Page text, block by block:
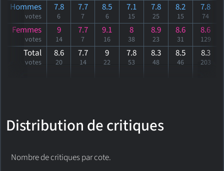
Hommes
votes
7.8
6
7.7
7
8.5
6
7.1
15
7.8
25
8.2
15
7.8
74
Femmes
votes
9
14
7.7
7
9.1
16
8
38
8.9
23
8.6
31
8.6
129
Total
votes
8.6
20
7.7
14
9
22
7.8
53
8.3
48
8.5
46
8.3
203
Distribution de critiques
Nombre de critiques par cote.